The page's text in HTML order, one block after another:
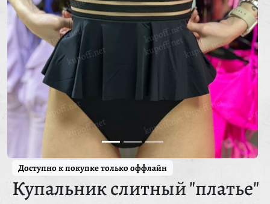
Доступно к покупке только оффлайн
Купальник слитный "платье"